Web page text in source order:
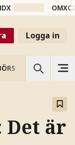
Logga in
VETENSKAP
Det är